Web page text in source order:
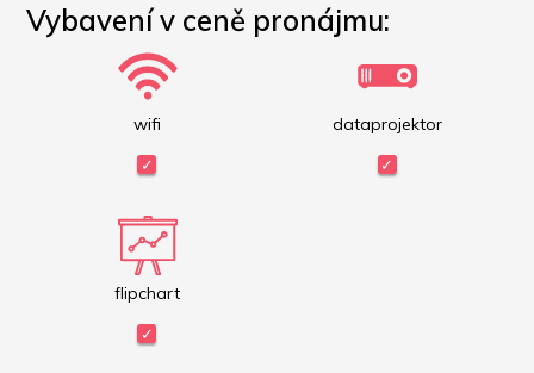
Vybavení v ceně pronájmu:
wifi dataprojektor
flipchart